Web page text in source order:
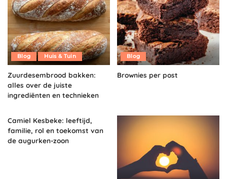
Blog Huis & Tuin
Zuurdesembrood bakken:
alles over de juiste
ingrediënten en technieken
Blog
Brownies per post
Camiel Kesbeke: leeftijd,
familie, rol en toekomst van
de augurken-zoon